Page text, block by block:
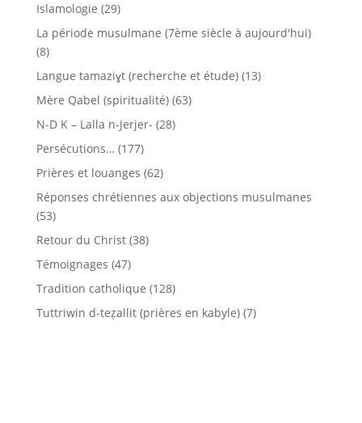
Islamologie (29)
La période musulmane (7ème siècle à aujourd'hui)
(8)
Langue tamaziɣt (recherche et étude)(13)
Mère Qabel (spiritualité)(63)
N-D K – Lalla n-Jerjer- (28)
Persécutions… (177)
Prières et louanges (62)
Réponses chrétiennes aux objections musulmanes
(53)
Retour du Christ(38)
Témoignages (47)
Tradition catholique (128)
Tuttriwin d-teẓallit (prières en kabyle)(7)